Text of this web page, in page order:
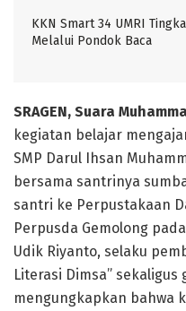
KKN Smart 34 UMRI
Melalui Pondok Baca
SRAGEN, Suara
kegiatan belajar
SMP Darul Ihsan
bersama santrinya
santri ke Perpustakaan
Perpusda Gemolong
Udik Riyanto, selaku
Literasi Dimsa”
mengungkapkan bahwa